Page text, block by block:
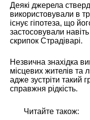
Деякі джерела
використовували в
існує гіпотеза, що
застосовували
скрипок Страдіварі.
Незвична знахідка
місцевих жителів та
адже зустріти такий
справжня рідкість.
Читайте також: